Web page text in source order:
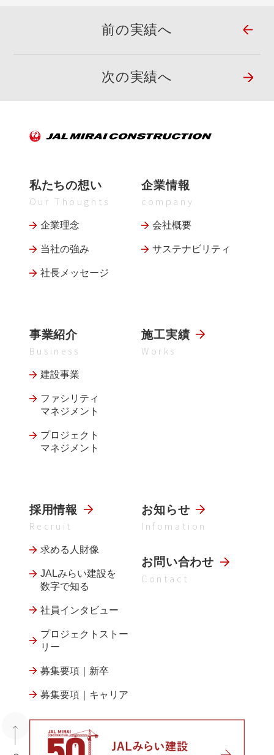
前の実績へ
次の実績へ
私たちの想い
Our Thoughts
企業理念
当社の強み
社長メッセージ
企業情報
company
会社概要
サステナビリティ
事業紹介
Business
建設事業
ファシリティ
マネジメント
プロジェクト
マネジメント
施工実績
Works
採用情報
Recruit
求める人財像
JALみらい建設を
数字で知る
社員インタビュー
プロジェクトストー
リー
募集要項｜新卒
募集要項｜キャリア
お知らせ
Infomation
お問い合わせ
Contact